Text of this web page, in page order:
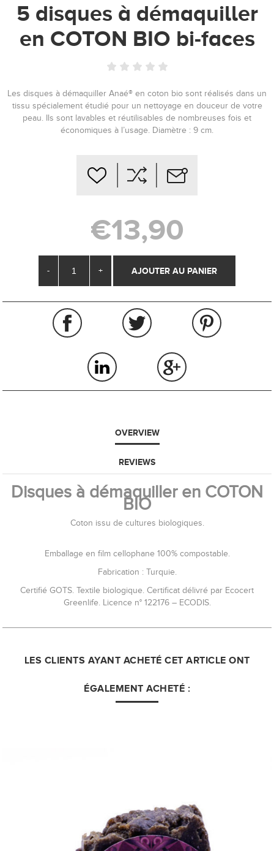
5 disques à démaquiller
en COTON BIO bi-faces
Les disques à démaquiller Anaé® en coton bio sont réalisés dans un
tissu spécialement étudié pour un nettoyage en douceur de votre
peau. Ils sont lavables et réutilisables de nombreuses fois et
économiques à l’usage. Diamètre : 9 cm.
€13,90
- +
OVERVIEW
REVIEWS
Disques à démaquiller en COTON
BIO
Coton issu de cultures biologiques.
Emballage en film cellophane 100% compostable.
Fabrication : Turquie.
Certifié GOTS. Textile biologique. Certificat délivré par Ecocert
Greenlife. Licence n° 122176 – ECODIS.
LES CLIENTS AYANT ACHETÉ CET ARTICLE ONT
ÉGALEMENT ACHETÉ :